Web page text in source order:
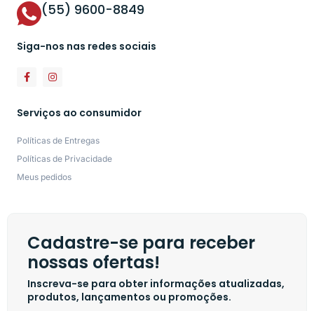
(55) 9600-8849
Siga-nos nas redes sociais
Serviços ao consumidor
Políticas de Entregas
Políticas de Privacidade
Meus pedidos
Cadastre-se para receber
nossas ofertas!
Inscreva-se para obter informações atualizadas,
produtos, lançamentos ou promoções.